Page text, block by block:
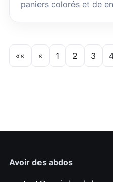
paniers colorés et de
«« « 1 2 3
Avoir des abdos